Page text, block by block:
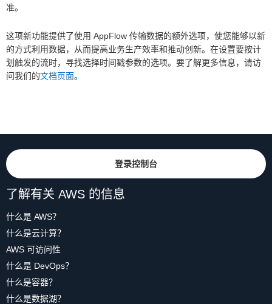
准。
这项新功能提供了使用 AppFlow 传输数据的额外选项，使您能够以新
的方式利用数据，从而提高业务生产效率和推动创新。在设置要按计
划触发的流时，寻找选择时间戳参数的选项。要了解更多信息，请访
问我们的文档页面。
登录控制台
了解有关 AWS 的信息
什么是 AWS？
什么是云计算？
AWS 可访问性
什么是 DevOps？
什么是容器？
什么是数据湖？